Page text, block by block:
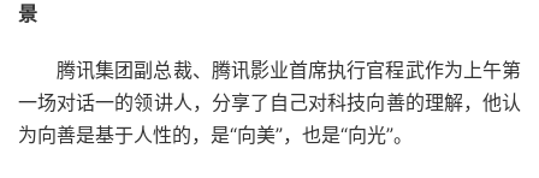
景
腾讯集团副总裁、腾讯影业首席执行官程武作为上午第
一场对话一的领讲人，分享了自己对科技向善的理解，他认
为向善是基于人性的，是“向美”，也是“向光”。